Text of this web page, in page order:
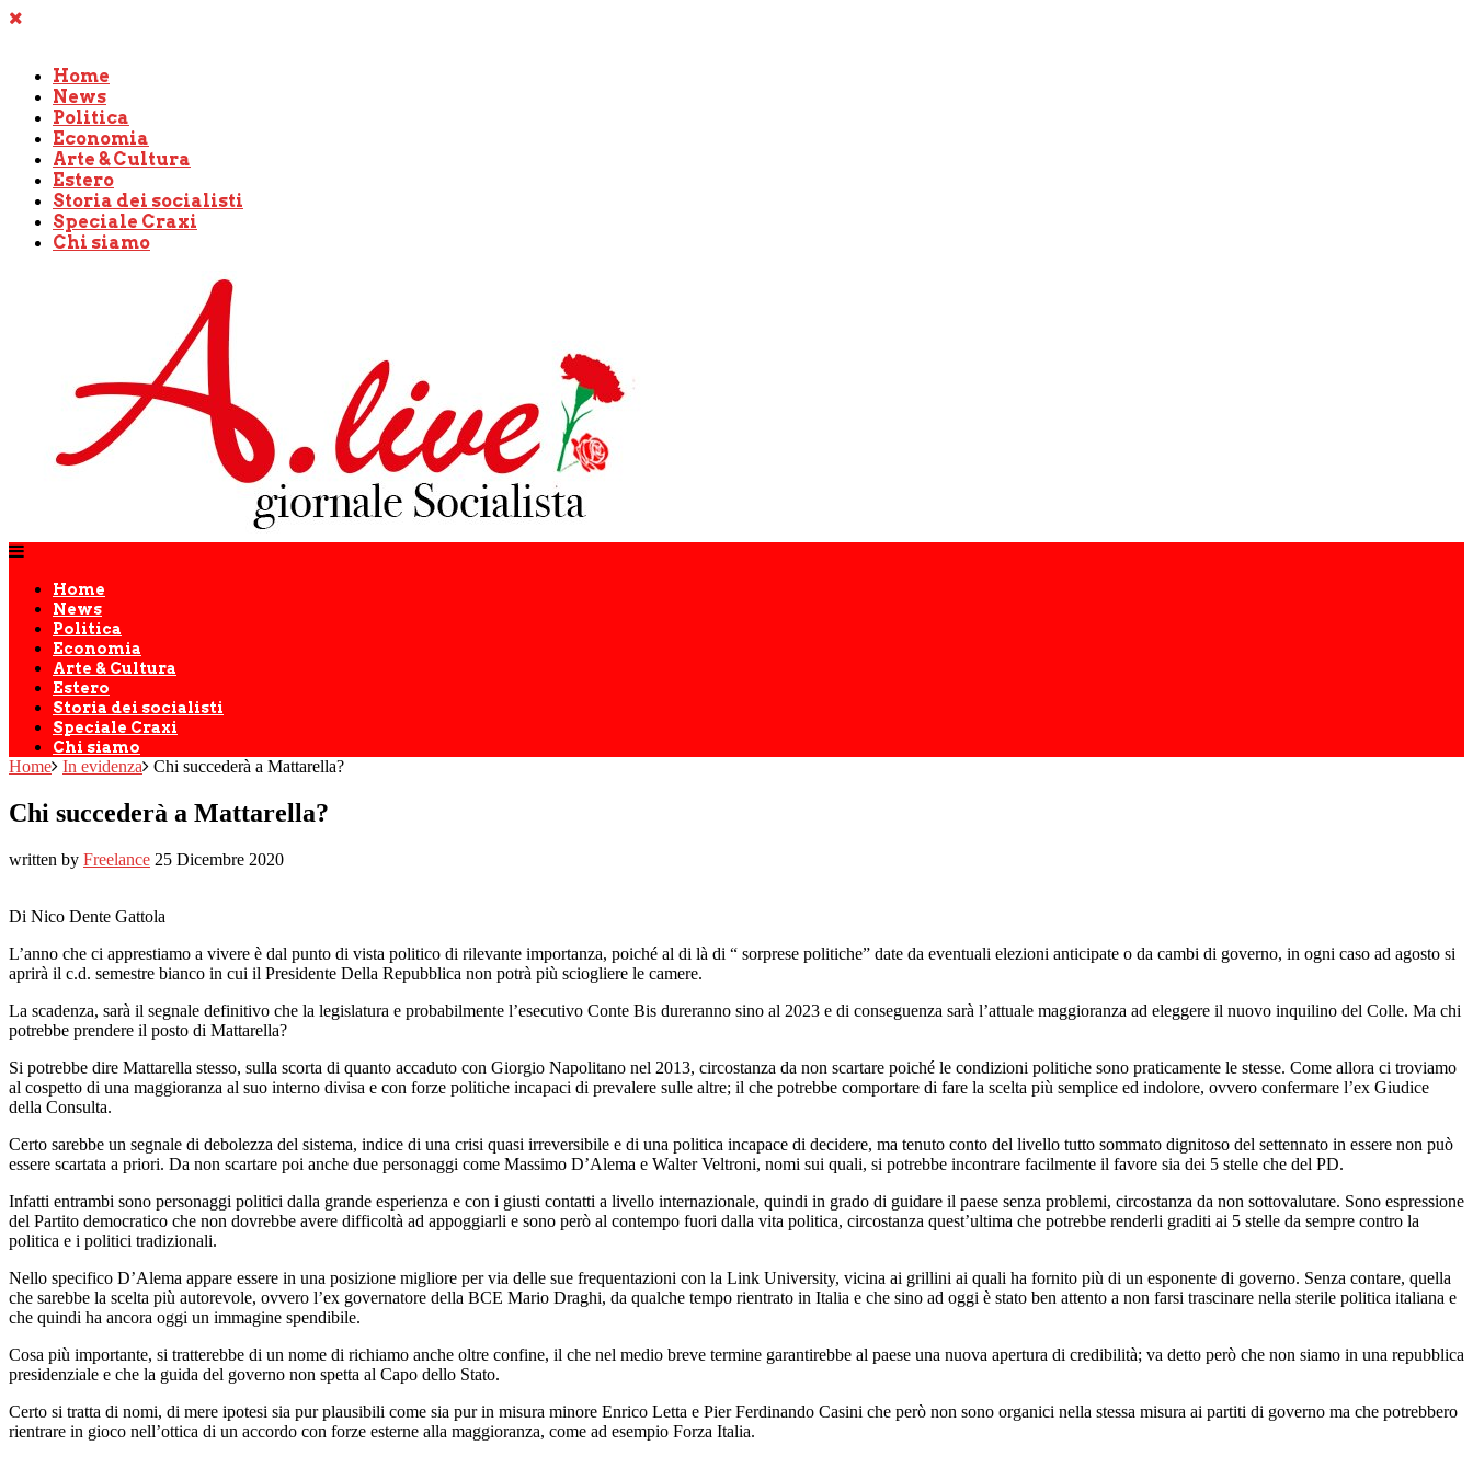
Home
News
Politica
Economia
Arte & Cultura
Estero
Storia dei socialisti
Speciale Craxi
Chi siamo
Home
News
Politica
Economia
Arte & Cultura
Estero
Storia dei socialisti
Speciale Craxi
Chi siamo
Home In evidenza Chi succederà a Mattarella?
Chi succederà a Mattarella?
written by Freelance 25 Dicembre 2020
Di Nico Dente Gattola
L’anno che ci apprestiamo a vivere è dal punto di vista politico di rilevante importanza, poiché al di là di “ sorprese politiche” date da eventuali elezioni anticipate o da cambi di governo, in ogni caso ad agosto si
aprirà il c.d. semestre bianco in cui il Presidente Della Repubblica non potrà più sciogliere le camere.
La scadenza, sarà il segnale definitivo che la legislatura e probabilmente l’esecutivo Conte Bis dureranno sino al 2023 e di conseguenza sarà l’attuale maggioranza ad eleggere il nuovo inquilino del Colle. Ma chi
potrebbe prendere il posto di Mattarella?
Si potrebbe dire Mattarella stesso, sulla scorta di quanto accaduto con Giorgio Napolitano nel 2013, circostanza da non scartare poiché le condizioni politiche sono praticamente le stesse. Come allora ci troviamo
al cospetto di una maggioranza al suo interno divisa e con forze politiche incapaci di prevalere sulle altre; il che potrebbe comportare di fare la scelta più semplice ed indolore, ovvero confermare l’ex Giudice
della Consulta.
Certo sarebbe un segnale di debolezza del sistema, indice di una crisi quasi irreversibile e di una politica incapace di decidere, ma tenuto conto del livello tutto sommato dignitoso del settennato in essere non può
essere scartata a priori. Da non scartare poi anche due personaggi come Massimo D’Alema e Walter Veltroni, nomi sui quali, si potrebbe incontrare facilmente il favore sia dei 5 stelle che del PD.
Infatti entrambi sono personaggi politici dalla grande esperienza e con i giusti contatti a livello internazionale, quindi in grado di guidare il paese senza problemi, circostanza da non sottovalutare. Sono espressione
del Partito democratico che non dovrebbe avere difficoltà ad appoggiarli e sono però al contempo fuori dalla vita politica, circostanza quest’ultima che potrebbe renderli graditi ai 5 stelle da sempre contro la
politica e i politici tradizionali.
Nello specifico D’Alema appare essere in una posizione migliore per via delle sue frequentazioni con la Link University, vicina ai grillini ai quali ha fornito più di un esponente di governo. Senza contare, quella
che sarebbe la scelta più autorevole, ovvero l’ex governatore della BCE Mario Draghi, da qualche tempo rientrato in Italia e che sino ad oggi è stato ben attento a non farsi trascinare nella sterile politica italiana e
che quindi ha ancora oggi un immagine spendibile.
Cosa più importante, si tratterebbe di un nome di richiamo anche oltre confine, il che nel medio breve termine garantirebbe al paese una nuova apertura di credibilità; va detto però che non siamo in una repubblica
presidenziale e che la guida del governo non spetta al Capo dello Stato.
Certo si tratta di nomi, di mere ipotesi sia pur plausibili come sia pur in misura minore Enrico Letta e Pier Ferdinando Casini che però non sono organici nella stessa misura ai partiti di governo ma che potrebbero
rientrare in gioco nell’ottica di un accordo con forze esterne alla maggioranza, come ad esempio Forza Italia.